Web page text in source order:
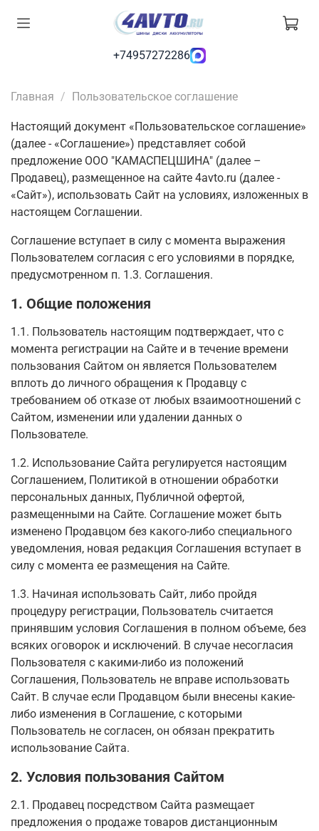
+74957272286
Главная Пользовательское соглашение
Настоящий документ «Пользовательское соглашение»
(далее - «Соглашение») представляет собой
предложение ООО "КАМАСПЕЦШИНА" (далее –
Продавец), размещенное на сайте 4avto.ru (далее -
«Сайт»), использовать Сайт на условиях, изложенных в
настоящем Соглашении.
Соглашение вступает в силу с момента выражения
Пользователем согласия с его условиями в порядке,
предусмотренном п. 1.3. Соглашения.
1. Общие положения
1.1. Пользователь настоящим подтверждает, что с
момента регистрации на Сайте и в течение времени
пользования Сайтом он является Пользователем
вплоть до личного обращения к Продавцу с
требованием об отказе от любых взаимоотношений с
Сайтом, изменении или удалении данных о
Пользователе.
1.2. Использование Сайта регулируется настоящим
Соглашением, Политикой в отношении обработки
персональных данных, Публичной офертой,
размещенными на Сайте. Соглашение может быть
изменено Продавцом без какого-либо специального
уведомления, новая редакция Соглашения вступает в
силу с момента ее размещения на Сайте.
1.3. Начиная использовать Сайт, либо пройдя
процедуру регистрации, Пользователь считается
принявшим условия Соглашения в полном объеме, без
всяких оговорок и исключений. В случае несогласия
Пользователя с какими-либо из положений
Соглашения, Пользователь не вправе использовать
Сайт. В случае если Продавцом были внесены какие-
либо изменения в Соглашение, с которыми
Пользователь не согласен, он обязан прекратить
использование Сайта.
2. Условия пользования Сайтом
2.1. Продавец посредством Сайта размещает
предложения о продаже товаров дистанционным